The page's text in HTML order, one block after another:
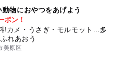
物におやつをあげよう
ポン！
!カメ・うさぎ・モルモット…多
れあおう
美原区